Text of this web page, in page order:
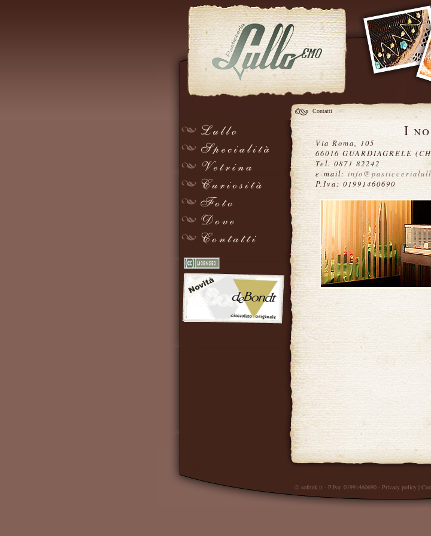
Contatti
I
Via Roma, 105
66016 GUARDIAGRELE
Tel. 0871 82242
e-mail:
P.Iva: 01991460690
© sofitek.it - P.Iva: 01991460690 - Privacy policy